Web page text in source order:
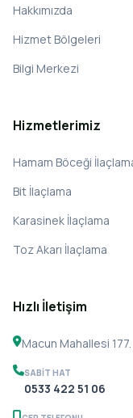
Hakkımızda
Hizmet Bölgeleri
Bilgi Merkezi
Hizmetlerimiz
Hamam Böceği
Bit İlaçlama
Karasinek İlaçlama
Toz Akarı İlaçlama
Hızlı İletişim
Macun Mahallesi
SABIT HAT
0533 422 51 06